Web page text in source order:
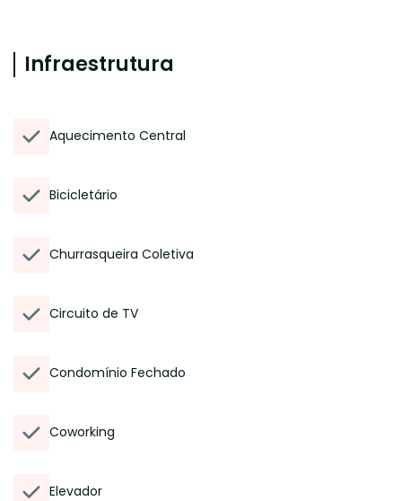
Infraestrutura
Aquecimento Central
Bicicletário
Churrasqueira Coletiva
Circuito de TV
Condomínio Fechado
Coworking
Elevador